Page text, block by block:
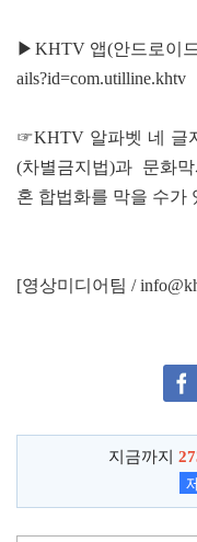
▶KHTV 앱(안드로이
ails?id=com.utilline.khtv
☞KHTV 알파벳 네 글
(차별금지법)과 문화
혼 합법화를 막을 수가
[영상미디어팀 /
지금까지